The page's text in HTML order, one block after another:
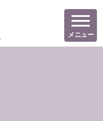
メニュー